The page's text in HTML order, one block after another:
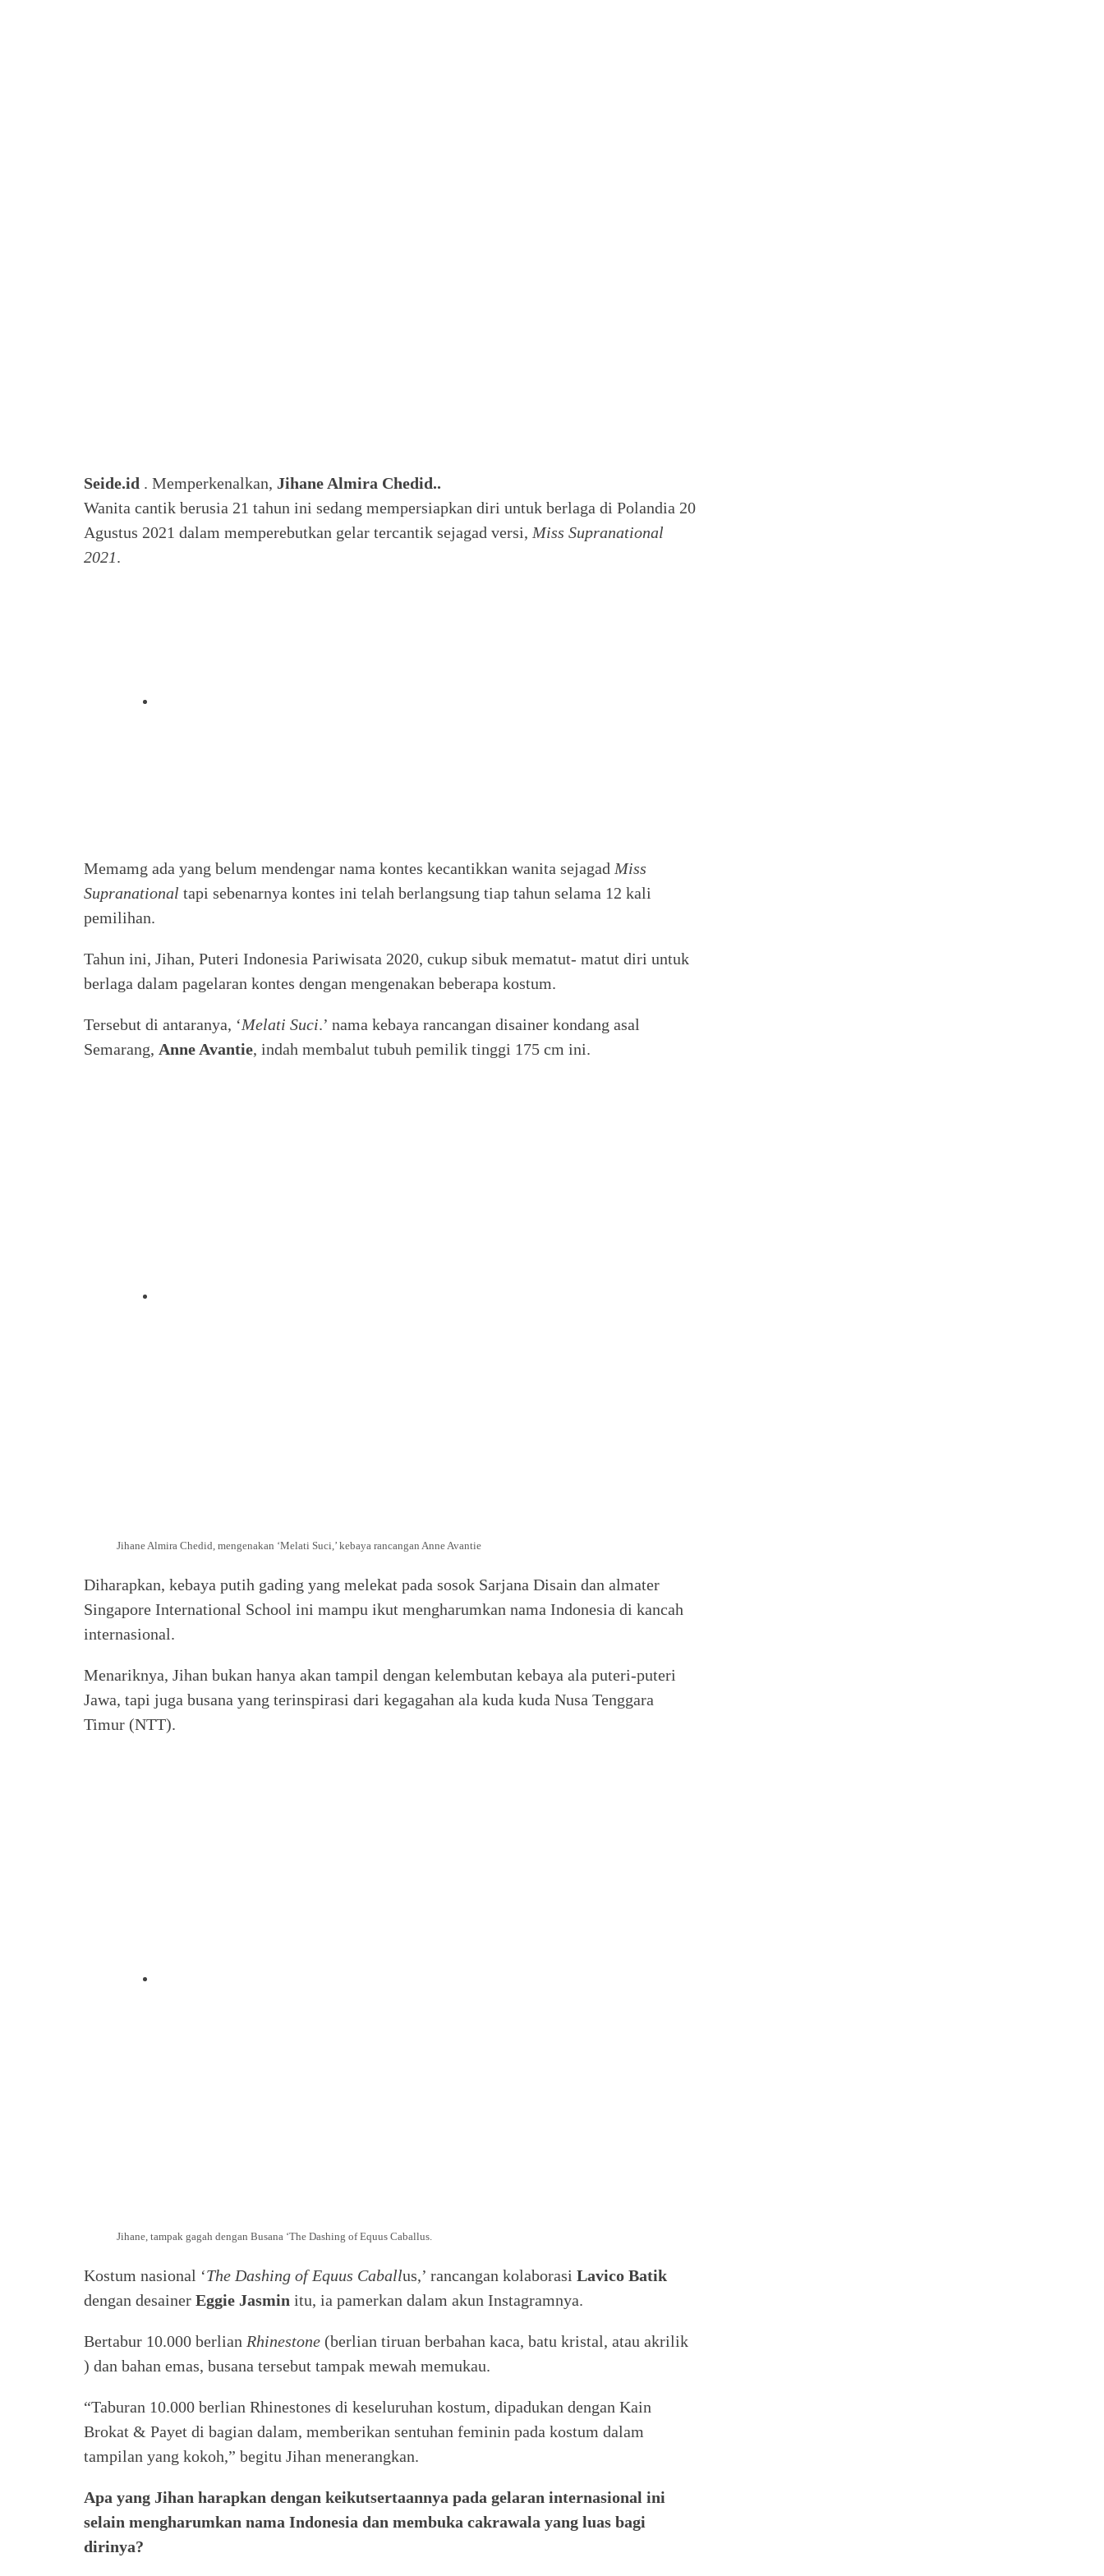
Seide.id . Memperkenalkan, Jihane Almira Chedid..
Wanita cantik berusia 21 tahun ini sedang mempersiapkan diri untuk berlaga di Polandia 20
Agustus 2021 dalam memperebutkan gelar tercantik sejagad versi, Miss Supranational
2021.
Memamg ada yang belum mendengar nama kontes kecantikkan wanita sejagad Miss
Supranational tapi sebenarnya kontes ini telah berlangsung tiap tahun selama 12 kali
pemilihan.
Tahun ini, Jihan, Puteri Indonesia Pariwisata 2020, cukup sibuk mematut- matut diri untuk
berlaga dalam pagelaran kontes dengan mengenakan beberapa kostum.
Tersebut di antaranya, ‘Melati Suci.’ nama kebaya rancangan disainer kondang asal
Semarang, Anne Avantie, indah membalut tubuh pemilik tinggi 175 cm ini.
Jihane Almira Chedid, mengenakan ‘Melati Suci,’ kebaya rancangan Anne Avantie
Diharapkan, kebaya putih gading yang melekat pada sosok Sarjana Disain dan almater
Singapore International School ini mampu ikut mengharumkan nama Indonesia di kancah
internasional.
Menariknya, Jihan bukan hanya akan tampil dengan kelembutan kebaya ala puteri-puteri
Jawa, tapi juga busana yang terinspirasi dari kegagahan ala kuda kuda Nusa Tenggara
Timur (NTT).
Jihane, tampak gagah dengan Busana ‘The Dashing of Equus Caballus.
Kostum nasional ‘The Dashing of Equus Caballus,’ rancangan kolaborasi Lavico Batik
dengan desainer Eggie Jasmin itu, ia pamerkan dalam akun Instagramnya.
Bertabur 10.000 berlian Rhinestone (berlian tiruan berbahan kaca, batu kristal, atau akrilik
) dan bahan emas, busana tersebut tampak mewah memukau.
“Taburan 10.000 berlian Rhinestones di keseluruhan kostum, dipadukan dengan Kain
Brokat & Payet di bagian dalam, memberikan sentuhan feminin pada kostum dalam
tampilan yang kokoh,” begitu Jihan menerangkan.
Apa yang Jihan harapkan dengan keikutsertaannya pada gelaran internasional ini
selain mengharumkan nama Indonesia dan membuka cakrawala yang luas bagi
dirinya?